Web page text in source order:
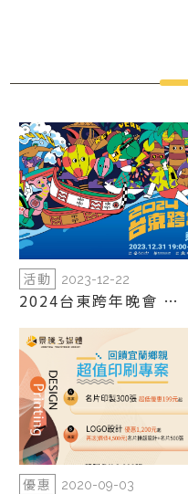
活動 2023-12-22
2024台東跨年晚會 東
漂去旅行
優惠 2020-09-03